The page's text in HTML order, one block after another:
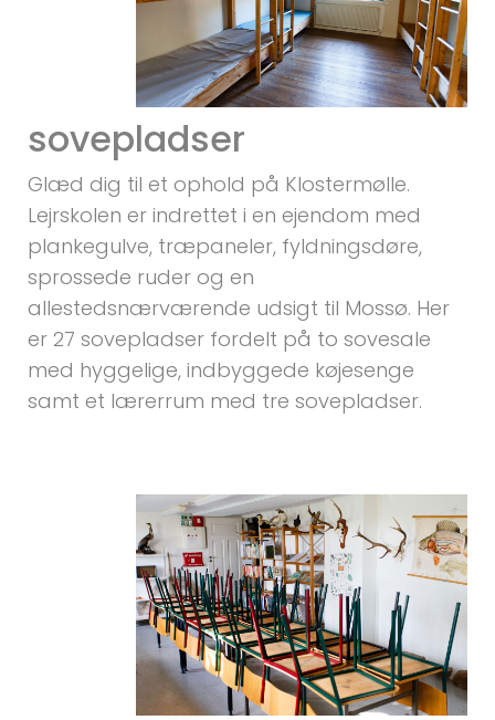
sovepladser
Glæd dig til et ophold på Klostermølle.
Lejrskolen er indrettet i en ejendom med
plankegulve, træpaneler, fyldningsdøre,
sprossede ruder og en
allestedsnærværende udsigt til Mossø. Her
er 27 sovepladser fordelt på to sovesale
med hyggelige, indbyggede køjesenge
samt et lærerrum med tre sovepladser.